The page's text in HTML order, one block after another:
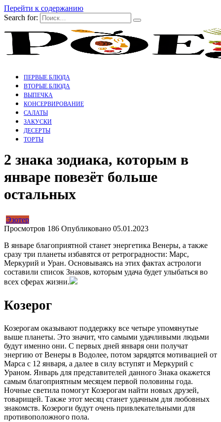
Перейти к содержанию
Search for:
ПЕРВЫЕ БЛЮДА
ВТОРЫЕ БЛЮДА
ВЫПЕЧКА
КОНСЕРВИРОВАНИЕ
САЛАТЫ
ЗАКУСКИ
ДЕСЕРТЫ
ТОРТЫ
2 знака зодиака, которым в
январе повезёт больше
остальных
Эзотер
Просмотров 186 Опубликовано 05.01.2023
В январе благоприятной станет энергетика Венеры, а также
сразу три планеты избавятся от ретроградности: Марс,
Меркурий и Уран. Основываясь на этих фактах астрологи
составили список Знаков, которым удача будет улыбаться во
всех сферах жизни.
Козерог
Козерогам оказывают поддержку все четыре упомянутые
выше планеты. Это значит, что самыми удачливыми людьми
будут именно они. С первых дней января они получат
энергию от Венеры в Водолее, потом зарядятся мотивацией от
Марса с 12 января, а далее в силу вступят и Меркурий с
Ураном. Январь для представителей данного Знака окажется
самым благоприятным месяцем первой половины года.
Ночные светила помогут Козерогам найти новых друзей,
товарищей. Также этот месяц станет удачным для любовных
знакомств. Козероги будут очень привлекательными для
противоположного пола.